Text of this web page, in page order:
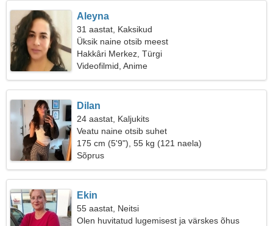
Aleyna
31 aastat, Kaksikud
Üksik naine otsib meest
Hakkâri Merkez, Türgi
Videofilmid, Anime
Dilan
24 aastat, Kaljukits
Veatu naine otsib suhet
175 cm (5'9"), 55 kg (121 naela)
Sõprus
Ekin
55 aastat, Neitsi
Olen huvitatud lugemisest ja värskes õhus